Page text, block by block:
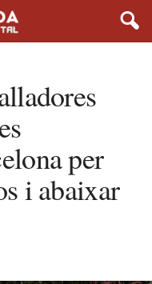
per
i abaixar